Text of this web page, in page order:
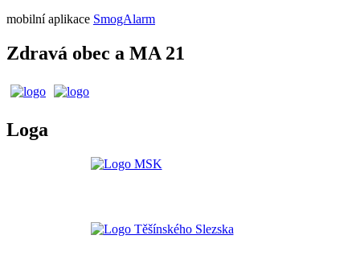
mobilní aplikace SmogAlarm
Zdravá obec a MA 21
Loga